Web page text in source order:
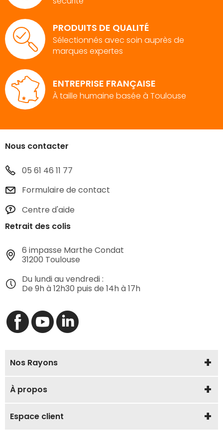
PRODUITS DE QUALITÉ
Sélectionnés avec soin auprès de
marques expertes
ENTREPRISE FRANÇAISE
À taille humaine basée à Toulouse
Nous contacter
05 61 46 11 77
Formulaire de contact
Centre d'aide
Retrait des colis
6 impasse Marthe Condat
31200 Toulouse
Du lundi au vendredi :
De 9h à 12h30 puis de 14h à 17h
Nos Rayons
À propos
Espace client